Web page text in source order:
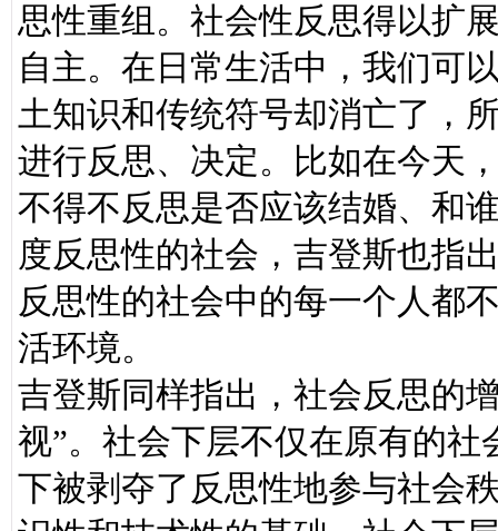
思性重组。社会性反思得以扩
自主。在日常生活中，我们可
土知识和传统符号却消亡了，
进行反思、决定。比如在今天
不得不反思是否应该结婚、和
度反思性的社会，吉登斯也指
反思性的社会中的每一个人都
活环境。
吉登斯同样指出，社会反思的
视”。社会下层不仅在原有的
下被剥夺了反思性地参与社会